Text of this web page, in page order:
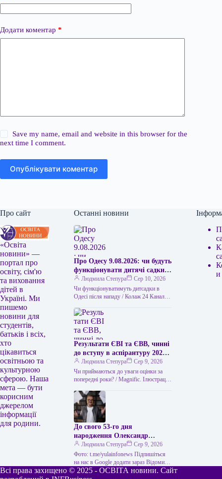
Додати коментар *
Save my name, email and website in this browser for the
next time I comment.
Опублікувати коментар
Про сайт
«Освіта
новини» —
портал про
освіту, сім'ю
та виховання
дітей в
Україні. Ми
пишемо
новини для
студентів,
батьків і всіх,
хто
цікавиться
освітньою та
культурною
сферою. Наша
мета — бути
корисним
джерелом
інформації
для родини.
Останні новини
Про Одесу 9.08.2026: чи будуть
функціонувати дитячі садки
без електрики та
водопостачання
Людмила Степура
Сер 10, 2026
Чи функціонуватимуть дитсадки в
Одесі після нападу / Колаж 24 Каналу
напад Росії на Одесу, що стався…
Результати ЄВІ та ЄВВ, чинні
до вступу в аспірантуру 2026
рокуЛюдмила Степура
Сер 9, 2026
Чи приймаються до уваги оцінки за
попередні роки? / Magnific. Ілюстрація
до аспірантури – чи…
До свого 53-го дня
народження Олександр
Пономарьов повідомив, що
створив пригодницьку книгу.
Людмила Степура
Сер 9, 2026
Фото: t.me/yulainfonews Підпишіться
на нас в Google додати зараз Відомий
український виконавець Олександр
и
Всі права захищено © 2025 - ОСВІТА новини. Сайт